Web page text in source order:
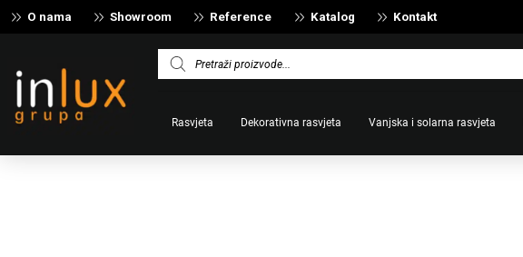
O nama Showroom Reference Katalog Kontakt
Products
search
Rasvjeta Dekorativna rasvjeta Vanjska i solarna rasvjeta